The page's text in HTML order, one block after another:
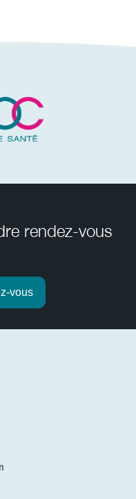
rendez-vous
vous